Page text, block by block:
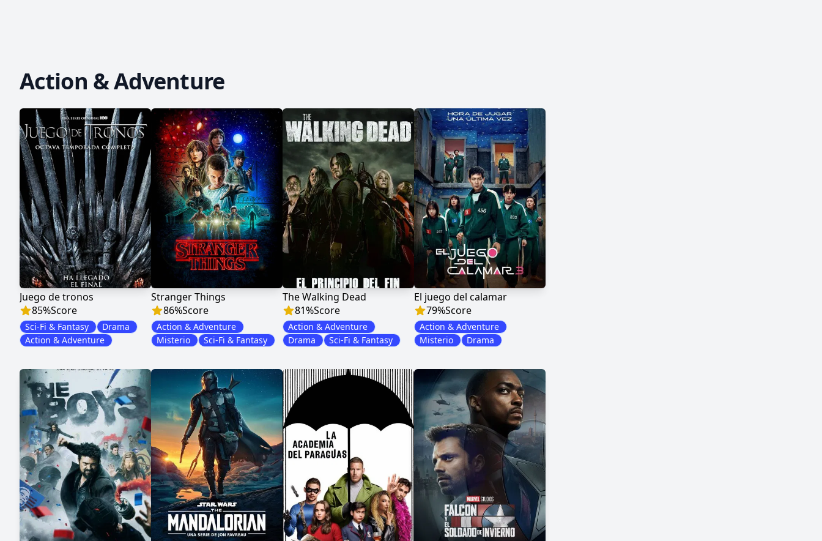
Action & Adventure
Juego de tronos
85%Score
Sci-Fi & Fantasy
Drama
Action & Adventure
Stranger Things
86%Score
Action & Adventure
Misterio
Sci-Fi & Fantasy
The Walking Dead
81%Score
Action & Adventure
Drama
Sci-Fi & Fantasy
El juego del calamar
79%Score
Action & Adventure
Misterio
Drama